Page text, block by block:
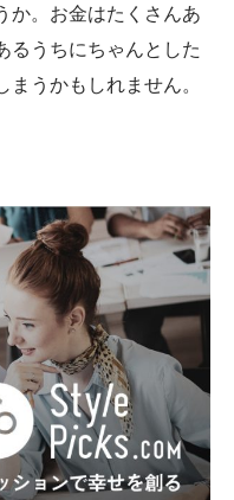
か。お金はたくさんあ
るうちにちゃんとした
うかもしれません。